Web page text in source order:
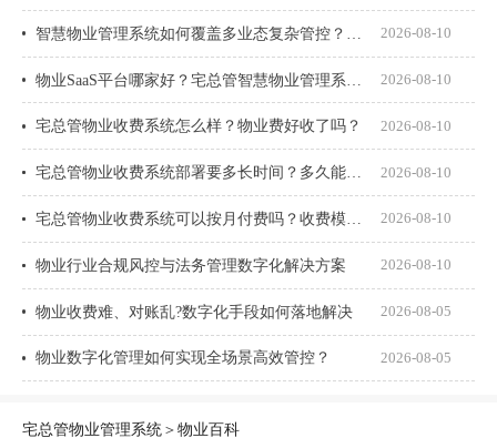
2026-08-10
2026-08-10
宅总管物业收费系统怎么样？物业费好收了吗？ 2026-08-10
2026-08-10
2026-08-10
物业行业合规风控与法务管理数字化解决方案 2026-08-10
物业收费难、对账乱?数字化手段如何落地解决 2026-08-05
物业数字化管理如何实现全场景高效管控？ 2026-08-05
宅总管物业管理系统＞物业百科